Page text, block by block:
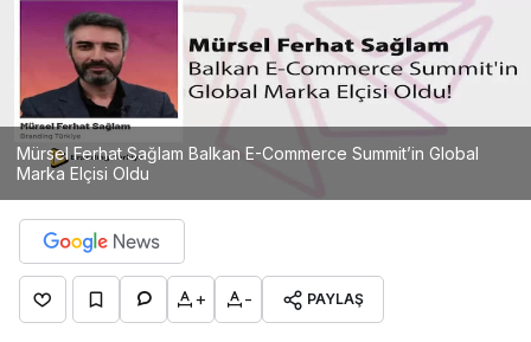
Mürsel Ferhat Sağlam Balkan E-Commerce Summit’in Global
Marka Elçisi Oldu
+ - PAYLAŞ